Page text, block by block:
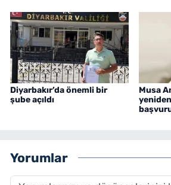
Diyarbakır’da önemli bir
şube açıldı
Musa
Yorumlar